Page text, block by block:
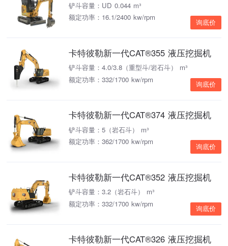
铲斗容量：UD 0.044 m³
额定功率：16.1/2400 kw/rpm
询底价
卡特彼勒新一代CAT®355 液压挖掘机
铲斗容量：4.0/3.8（重型斗/岩石斗） m³
额定功率：332/1700 kw/rpm
询底价
卡特彼勒新一代CAT®374 液压挖掘机
铲斗容量：5（岩石斗） m³
额定功率：362/1700 kw/rpm
询底价
卡特彼勒新一代CAT®352 液压挖掘机
铲斗容量：3.2（岩石斗） m³
额定功率：332/1700 kw/rpm
询底价
卡特彼勒新一代CAT®326 液压挖掘机